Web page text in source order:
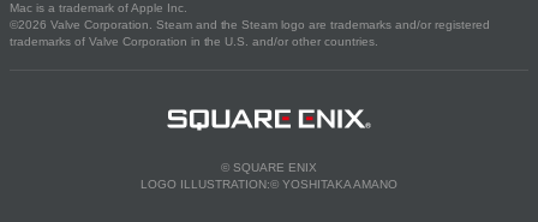
Mac is a trademark of Apple Inc.
©2026 Valve Corporation. Steam and the Steam logo are trademarks and/or registered
trademarks of Valve Corporation in the U.S. and/or other countries.
© SQUARE ENIX
LOGO ILLUSTRATION:© YOSHITAKA AMANO